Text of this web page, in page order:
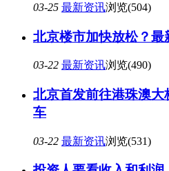
03-25 最新资讯浏览(504)
北京楼市加快放松？最
03-22 最新资讯浏览(490)
北京首发前往港珠澳大
车
03-22 最新资讯浏览(531)